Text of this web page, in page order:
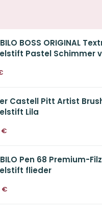
BOSS ORIGINAL
Pastel Schimmer
Castell Pitt Artist
Lila
€
Pen 68 Premium-
flieder
€